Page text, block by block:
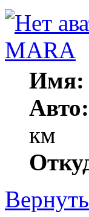
MARA
Имя:
Авто:
км